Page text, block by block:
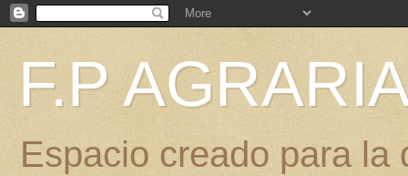
F.P
Espacio creado para